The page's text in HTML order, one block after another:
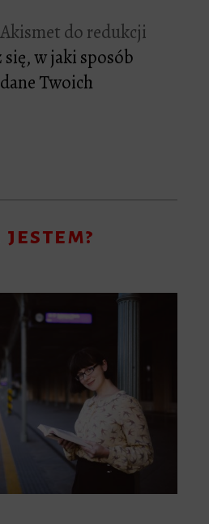
do redukcji
w jaki sposób
Twoich
jestem?